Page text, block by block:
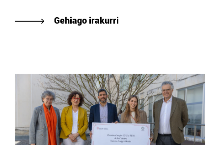
Gehiago irakurri